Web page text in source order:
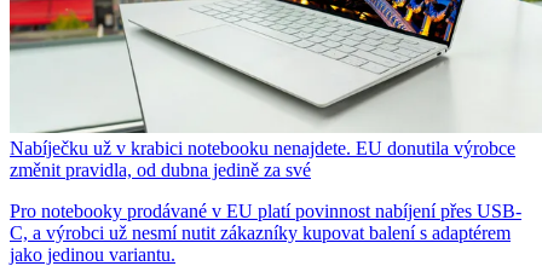
Nabíječku už v krabici notebooku nenajdete. EU donutila výrobce
změnit pravidla, od dubna jedině za své
Pro notebooky prodávané v EU platí povinnost nabíjení přes USB-
C, a výrobci už nesmí nutit zákazníky kupovat balení s adaptérem
jako jedinou variantu.